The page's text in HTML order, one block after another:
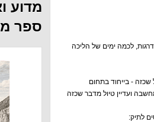
לכמה ימים של הליכה
שכזה - בייחוד בתחום
ועדיין טיול מדבר שכזה
לתיק:
מדוע
ספר